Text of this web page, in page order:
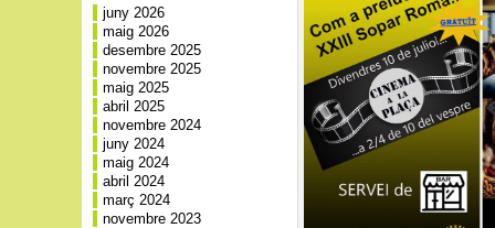
juny 2026
maig 2026
desembre 2025
novembre 2025
maig 2025
abril 2025
novembre 2024
juny 2024
maig 2024
abril 2024
març 2024
novembre 2023